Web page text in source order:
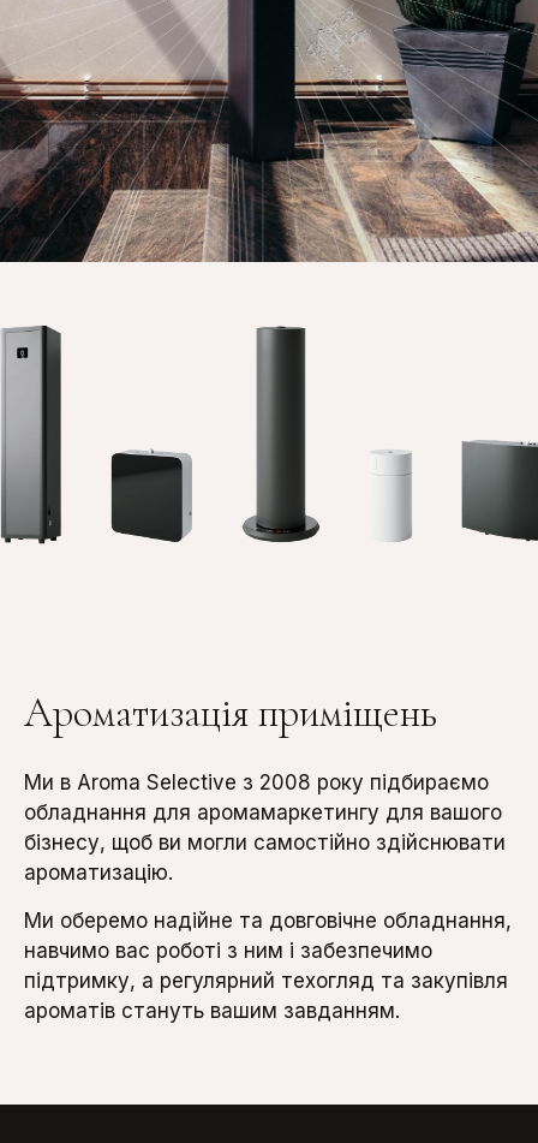
Ароматизація приміщень
Ми в Aroma Selective з 2008 року підбираємо
обладнання для аромамаркетингу для вашого
бізнесу, щоб ви могли самостійно здійснювати
ароматизацію.
Ми оберемо надійне та довговічне обладнання,
навчимо вас роботі з ним і забезпечимо
підтримку, а регулярний техогляд та закупівля
ароматів стануть вашим завданням.